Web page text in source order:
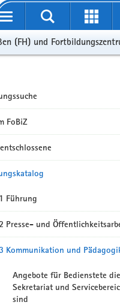
(FH) und
FoBiZ
Führung
Presse- und
Kommunikation und
Angebote für Bedienstete
Sekretariat und
sind